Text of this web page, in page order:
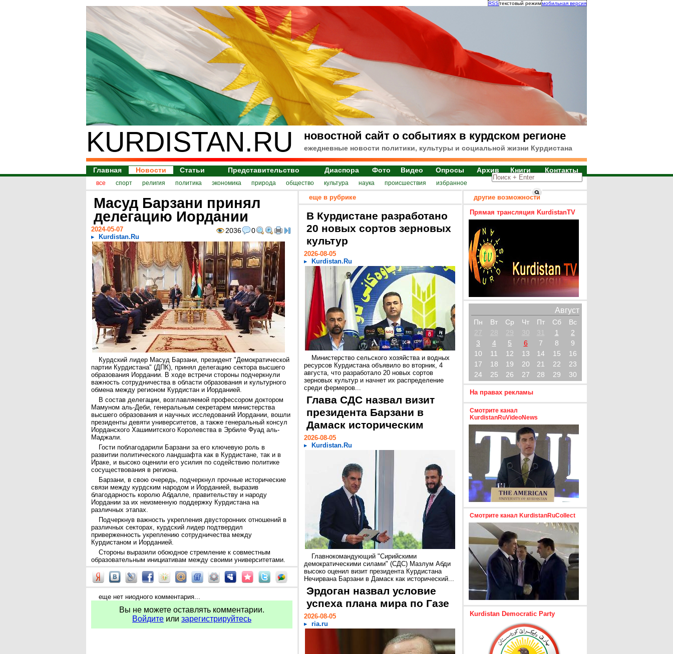
RSSтекстовый режиммобильная версия
KURDISTAN.RU новостной сайт о событиях в курдском регионе
ежедневные новости политики, культуры и социальной жизни Курдистана
Главная Новости Статьи Представительство Диаспора Фото Видео Опросы Архив Книги Контакты
все спорт религия политика экономика природа общество культура наука происшествия избранное
Масуд Барзани принял
делегацию Иордании
2036 0
2024-05-07
Kurdistan.Ru
Курдский лидер Масуд Барзани, президент "Демократической
партии Курдистана" (ДПК), принял делегацию сектора высшего
образования Иордании. В ходе встречи стороны подчеркнули
важность сотрудничества в области образования и культурного
обмена между регионом Курдистан и Иорданией.
В состав делегации, возглавляемой профессором доктором
Мамуном аль-Деби, генеральным секретарем министерства
высшего образования и научных исследований Иордании, вошли
президенты девяти университетов, а также генеральный консул
Иорданского Хашимитского Королевства в Эрбиле Фуад аль-
Маджали.
Гости поблагодарили Барзани за его ключевую роль в
развитии политического ландшафта как в Курдистане, так и в
Ираке, и высоко оценили его усилия по содействию политике
сосуществования в региона.
Барзани, в свою очередь, подчеркнул прочные исторические
связи между курдским народом и Иорданией, выразив
благодарность королю Абдалле, правительству и народу
Иордании за их неизменную поддержку Курдистана на
различных этапах.
Подчеркнув важность укрепления двусторонних отношений в
различных секторах, курдский лидер подтвердил
приверженность укреплению сотрудничества между
Курдистаном и Иорданией.
Стороны выразили обоюдное стремление к совместным
образовательным инициативам между своими университетами.
еще нет ниодного комментария...
Вы не можете оставлять комментарии.
Войдите или зарегистрируйтесь
еще в рубрике
В Курдистане разработано
20 новых сортов зерновых
культур
2026-08-05
Kurdistan.Ru
Министерство сельского хозяйства и водных
ресурсов Курдистана объявило во вторник, 4
августа, что разработало 20 новых сортов
зерновых культур и начнет их распределение
среди фермеров...
Глава СДС назвал визит
президента Барзани в
Дамаск историческим
2026-08-05
Kurdistan.Ru
Главнокомандующий "Сирийскими
демократическими силами" (СДС) Мазлум Абди
высоко оценил визит президента Курдистана
Нечирвана Барзани в Дамаск как исторический...
Эрдоган назвал условие
успеха плана мира по Газе
2026-08-05
ria.ru
другие возможности
Прямая трансляция KurdistanTV
Август
Пн Вт Ср Чт Пт Сб
Вс
27
28 29 30 31 1
2
3
4 5 6 7 8
9
10
11 12 13 14 15
16
17
18 19 20 21 22
23
24
25 26 27 28 29 30
На правах рекламы
Смотрите канал
KurdistanRuVideoNews
Смотрите канал KurdistanRuCollect
Kurdistan Democratic Party